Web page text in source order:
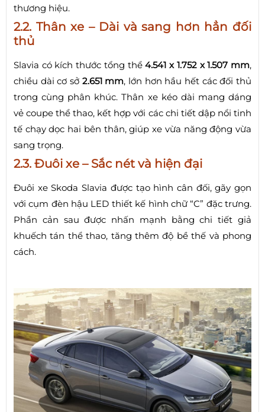
thương hiệu.
2.2. Thân xe – Dài và sang hơn hẳn đối
thủ
Slavia có kích thước tổng thể4.541 x 1.752 x 1.507 mm,
chiều dài cơ sở 2.651 mm, lớn hơn hầu hết các đối thủ
trong cùng phân khúc. Thân xe kéo dài mang dáng
vẻ coupe thể thao, kết hợp với các chi tiết dập nổi tinh
tế chạy dọc hai bên thân, giúp xe vừa năng động vừa
sang trọng.
2.3. Đuôi xe – Sắc nét và hiện đại
Đuôi xe Skoda Slavia được tạo hình cân đối, gãy gọn
với cụm đèn hậu LED thiết kế hình chữ “C” đặc trưng.
Phần cản sau được nhấn mạnh bằng chi tiết giả
khuếch tán thể thao, tăng thêm độ bề thế và phong
cách.